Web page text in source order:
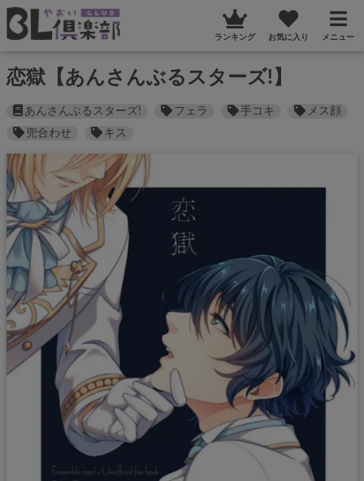
ランキング お気に入り メニュー
恋獄【あんさんぶるスターズ!】
あんさんぶるスターズ! フェラ 手コキ
メス顔
兜合わせ
キス